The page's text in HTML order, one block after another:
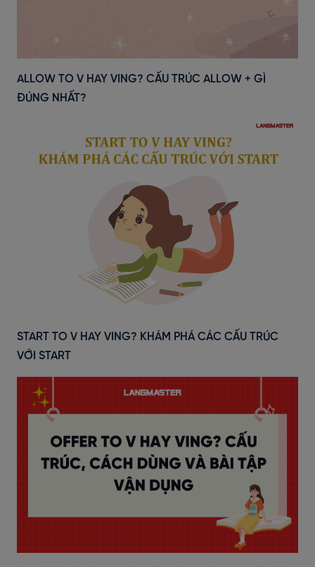
ALLOW TO V HAY VING? CẤU TRÚC ALLOW + GÌ
ĐÚNG NHẤT?
START TO V HAY VING? KHÁM PHÁ CÁC CẤU TRÚC
VỚI START